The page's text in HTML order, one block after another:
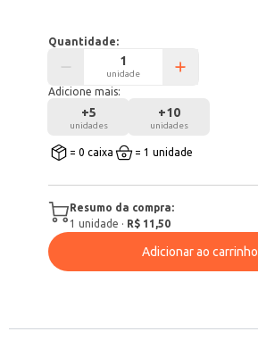
Quantidade:
unidade
Adicione mais:
+5
unidades
+10
unidades
= 0 caixa = 1 unidade
Resumo da compra:
1 unidade · R$ 11,50
Adicionar ao carrinho